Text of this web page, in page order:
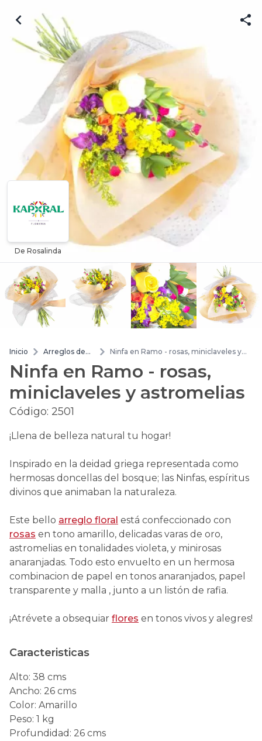
De Rosalinda
Inicio
Arreglos de
Ninfa en Ramo - rosas, miniclaveles y
Ninfa en Ramo - rosas,
miniclaveles y astromelias
Código: 2501
¡Llena de belleza natural tu hogar!
Inspirado en la deidad griega representada como
hermosas doncellas del bosque; las Ninfas, espíritus
divinos que animaban la naturaleza.
Este bello arreglo floral está confeccionado con
rosas en tono amarillo, delicadas varas de oro,
astromelias en tonalidades violeta, y minirosas
anaranjadas. Todo esto envuelto en un hermosa
combinacion de papel en tonos anaranjados, papel
transparente y malla , junto a un listón de rafia.
¡Atrévete a obsequiar flores en tonos vivos y alegres!
Caracteristicas
Alto: 38 cms
Ancho: 26 cms
Color: Amarillo
Peso: 1 kg
Profundidad : 26 cms